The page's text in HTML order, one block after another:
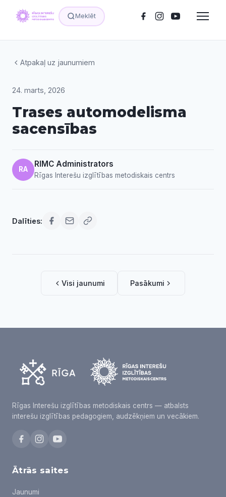
Meklēt
Atpakaļ uz jaunumiem
24. marts, 2026
Trases automodelisma
sacensības
RA
RIMC Administrators
Rīgas Interešu izglītības metodiskais centrs
Dalīties:
Visi jaunumi Pasākumi
Rīgas Interešu izglītības metodiskais centrs — atbalsts
interešu izglītības pedagogiem, audzēkņiem un vecākiem.
Ātrās saites
Jaunumi